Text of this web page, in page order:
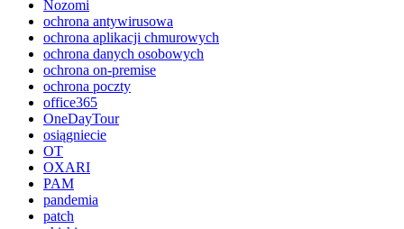
Nozomi
ochrona antywirusowa
ochrona aplikacji chmurowych
ochrona danych osobowych
ochrona on-premise
ochrona poczty
office365
OneDayTour
osiągniecie
OT
OXARI
PAM
pandemia
patch